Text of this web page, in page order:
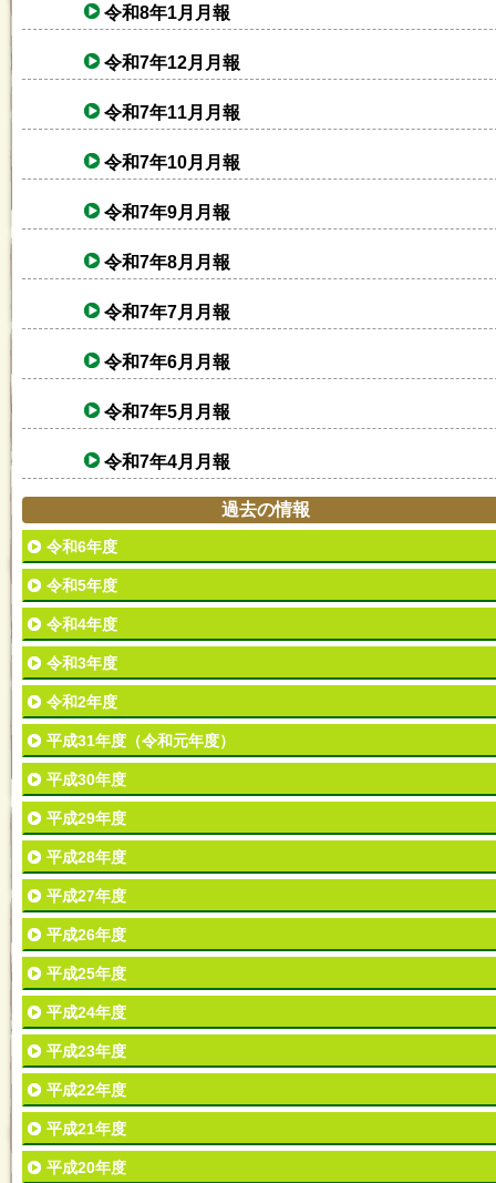
令和8年1月月報
令和7年12月月報
令和7年11月月報
令和7年10月月報
令和7年9月月報
令和7年8月月報
令和7年7月月報
令和7年6月月報
令和7年5月月報
令和7年4月月報
過去の情報
令和6年度
令和5年度
令和4年度
令和3年度
令和2年度
平成31年度（令和元年度）
平成30年度
平成29年度
平成28年度
平成27年度
平成26年度
平成25年度
平成24年度
平成23年度
平成22年度
平成21年度
平成20年度